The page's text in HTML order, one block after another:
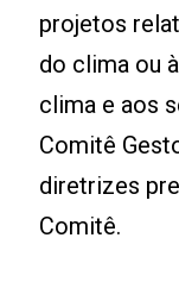
projetos
do clima ou
clima e aos
Comitê
diretrizes
Comitê.